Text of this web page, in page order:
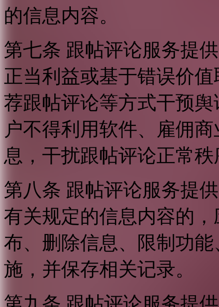
的信息内容。
第七条 跟帖评论服务提
正当利益或基于错误价
荐跟帖评论等方式干预
户不得利用软件、雇佣
息，干扰跟帖评论正常
第八条 跟帖评论服务提
有关规定的信息内容的
布、删除信息、限制功
施，并保存相关记录。